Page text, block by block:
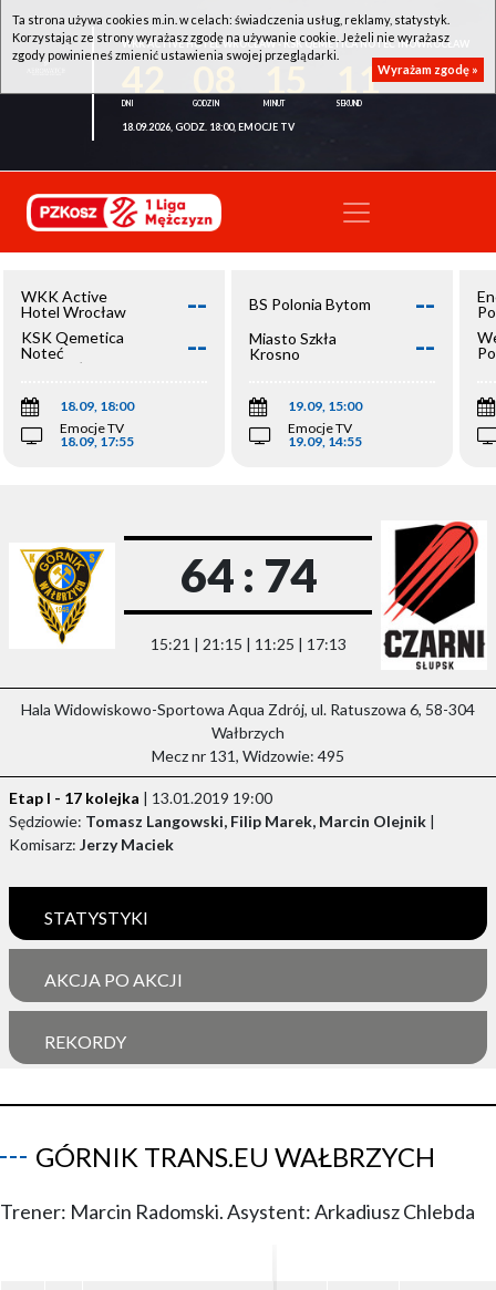
WKK ACTIVE HOTEL WROCŁAW - KSK QEMETICA NOTEĆ INOWROCŁAW
11
18.09.2026, GODZ. 18:00, EMOCJE TV
WKK Active
Hotel Wrocław
--
KSK Qemetica
Noteć
Inowrocław
--
18.09, 18:00
Emocje TV
18.09, 17:55
BS Polonia Bytom --
Miasto Szkła
Krosno
--
19.09, 15:00
Emocje TV
19.09, 14:55
64 : 74
15:21 | 21:15 | 11:25 | 17:13
Hala Widowiskowo-Sportowa Aqua Zdrój, ul. Ratuszowa 6, 58-304
Wałbrzych
Mecz nr 131, Widzowie: 495
Etap I - 17 kolejka | 13.01.2019 19:00
Sędziowie: Tomasz Langowski, Filip Marek, Marcin Olejnik |
Komisarz: Jerzy Maciek
STATYSTYKI
AKCJA PO AKCJI
REKORDY
GÓRNIK TRANS.EU WAŁBRZYCH
Trener: Marcin Radomski. Asystent: Arkadiusz Chlebda
Ta strona używa cookies m.in. w celach: świadczenia usług, reklamy, statystyk.
Korzystając ze strony wyrażasz zgodę na używanie cookie. Jeżeli nie wyrażasz
zgody powinieneś zmienić ustawienia swojej przeglądarki.
Wyrażam zgodę »